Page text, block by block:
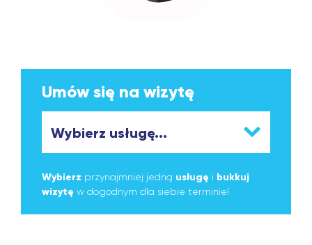
Umów się na wizytę
Wybierz przynajmniej jedną usługę i bukkuj
wizytę w dogodnym dla siebie terminie!